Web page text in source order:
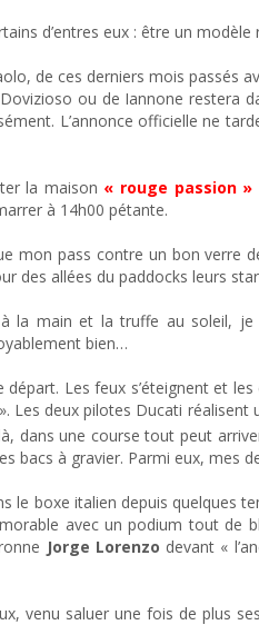
d’entres eux : être un modèle
de ces derniers mois passés
ou de Iannone restera
L’annonce officielle ne
la maison « rouge passion »
à 14h00 pétante.
mon pass contre un bon verre
des allées du paddocks leurs
à la main et la truffe au soleil,
bien…
Les feux s’éteignent et
Les deux pilotes Ducati
dans une course tout peut
bacs à gravier. Parmi eux, mes
le boxe italien depuis quelques
avec un podium tout de
Jorge Lorenzo devant «
venu saluer une fois de plus